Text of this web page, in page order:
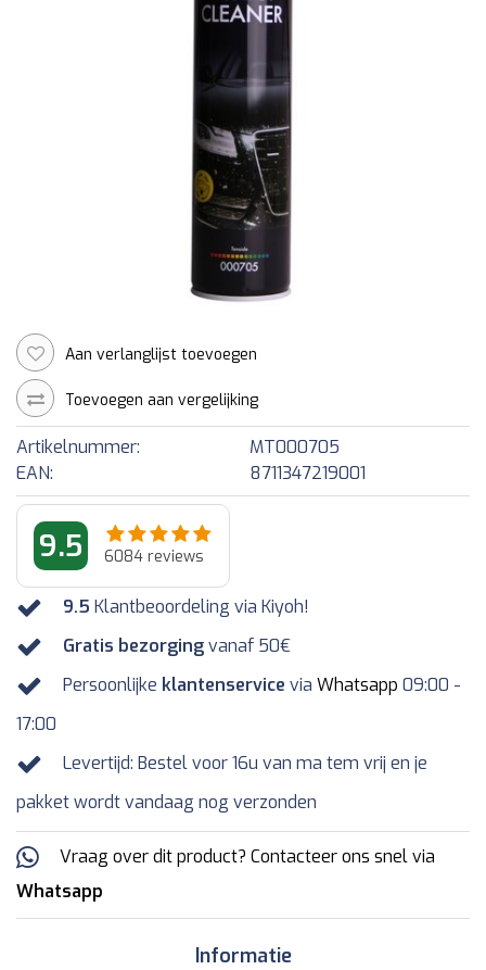
Aan verlanglijst toevoegen
Toevoegen aan vergelijking
Artikelnummer:
MT000705
EAN:
8711347219001
9.5 6084 reviews
9.5 Klantbeoordeling via Kiyoh!
Gratis bezorgingvanaf 50€
Persoonlijke klantenservice via Whatsapp 09:00 -
17:00
Levertijd: Bestel voor 16u van ma tem vrij en je
pakket wordt vandaag nog verzonden
Vraag over dit product? Contacteer ons snel via
Whatsapp
Informatie